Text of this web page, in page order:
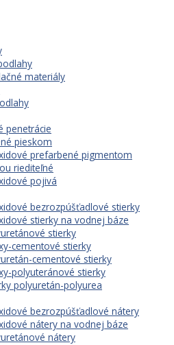
materiály
penetrácie
pieskom
prefarbené pigmentom
riediteľné
pojivá
bezrozpúšťadlové stierky
stierky na vodnej báze
stierky
cementové stierky
cementové stierky
polyuteránové stierky
polyuretán-polyurea
bezrozpúšťadlové nátery
nátery na vodnej báze
nátery